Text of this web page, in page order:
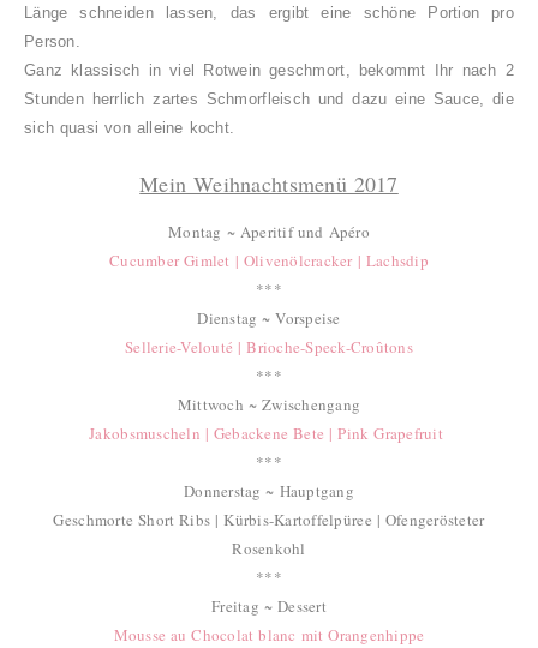
Länge schneiden lassen, das ergibt eine schöne Portion pro
Person.
Ganz klassisch in viel Rotwein geschmort, bekommt Ihr nach 2
Stunden herrlich zartes Schmorfleisch und dazu eine Sauce, die
sich quasi von alleine kocht.
Mein Weihnachtsmenü 2017
Montag ~ Aperitif und Apéro
Cucumber Gimlet | Olivenölcracker | Lachsdip
***
Dienstag ~ Vorspeise
Sellerie-Velouté | Brioche-Speck-Croûtons
***
Mittwoch ~ Zwischengang
Jakobsmuscheln | Gebackene Bete | Pink Grapefruit
***
Donnerstag ~ Hauptgang
Geschmorte Short Ribs | Kürbis-Kartoffelpüree | Ofengerösteter
Rosenkohl
***
Freitag ~ Dessert
Mousse au Chocolat blanc mit Orangenhippe